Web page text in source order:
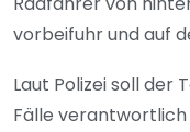
vorbeifuhr und auf
Laut Polizei soll der
Fälle verantwortlich